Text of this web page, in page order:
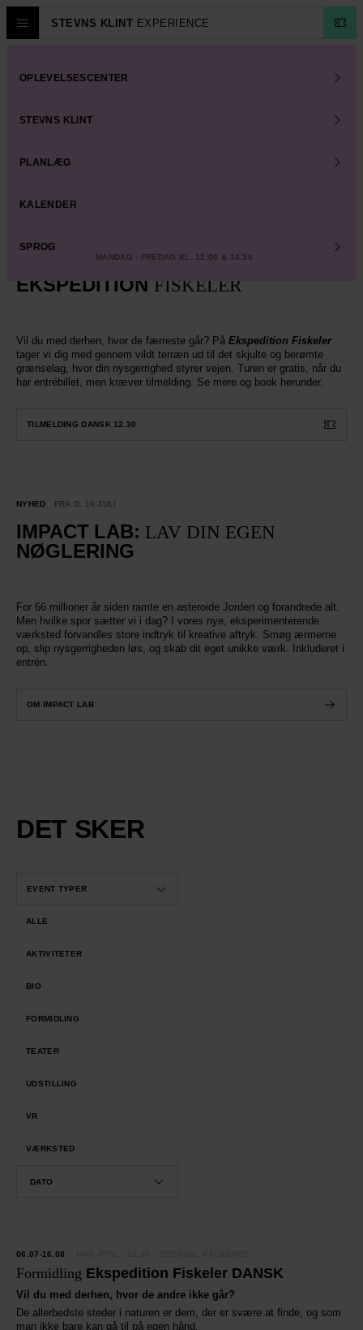
STEVNS KLINT EXPERIENCE
OPLEVELSESCENTER
STEVNS KLINT
PLANLÆG
KALENDER
SPROG
OPLEV DET
MANDAG - FREDAG KL. 12.00 & 14.30
EKSPEDITION FISKELER
Vil du med derhen, hvor de færreste går? På Ekspedition Fiskeler
tager vi dig med gennem vildt terræn ud til det skjulte og berømte
grænselag, hvor din nysgerrighed styrer vejen. Turen er gratis, når du
har entrébillet, men kræver tilmelding. Se mere og book herunder.
TILMELDING DANSK 12.30
NYHED FRA D. 10 JULI
IMPACT LAB: LAV DIN EGEN
NØGLERING
For 66 millioner år siden ramte en asteroide Jorden og forandrede alt.
Men hvilke spor sætter vi i dag? I vores nye, eksperimenterende
værksted forvandles store indtryk til kreative aftryk. Smøg ærmerne
op, slip nysgerrigheden løs, og skab dit eget unikke værk. Inkluderet i
entrén.
OM IMPACT LAB
DET SKER
EVENT TYPER
ALLE
AKTIVITETER
BIO
FORMIDLING
TEATER
UDSTILLING
VR
VÆRKSTED
06.07-16.08
Formidling Ekspedition Fiskeler DANSK
Vil du med derhen, hvor de andre ikke går?
De allerbedste steder i naturen er dem, der er svære at finde, og som
man ikke bare kan gå til på egen hånd.